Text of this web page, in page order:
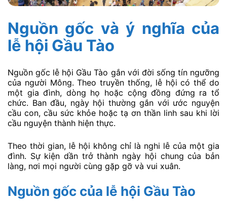
Nguồn gốc và ý nghĩa của
lễ hội Gầu Tào
Nguồn gốc lễ hội Gầu Tào gắn với đời sống tín ngưỡng
của người Mông. Theo truyền thống, lễ hội có thể do
một gia đình, dòng họ hoặc cộng đồng đứng ra tổ
chức. Ban đầu, ngày hội thường gắn với ước nguyện
cầu con, cầu sức khỏe hoặc tạ ơn thần linh sau khi lời
cầu nguyện thành hiện thực.
Theo thời gian, lễ hội không chỉ là nghi lễ của một gia
đình. Sự kiện dần trở thành ngày hội chung của bản
làng, nơi mọi người cùng gặp gỡ và vui xuân.
Nguồn gốc của lễ hội Gầu Tào